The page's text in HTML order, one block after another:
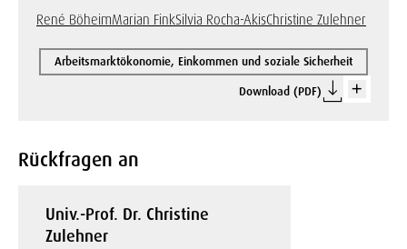
René BöheimMarian FinkSilvia Rocha-AkisChristine Zulehner
Arbeitsmarktökonomie, Einkommen und soziale Sicherheit
Download (PDF)
Rückfragen an
Univ.-Prof. Dr. Christine
Zulehner